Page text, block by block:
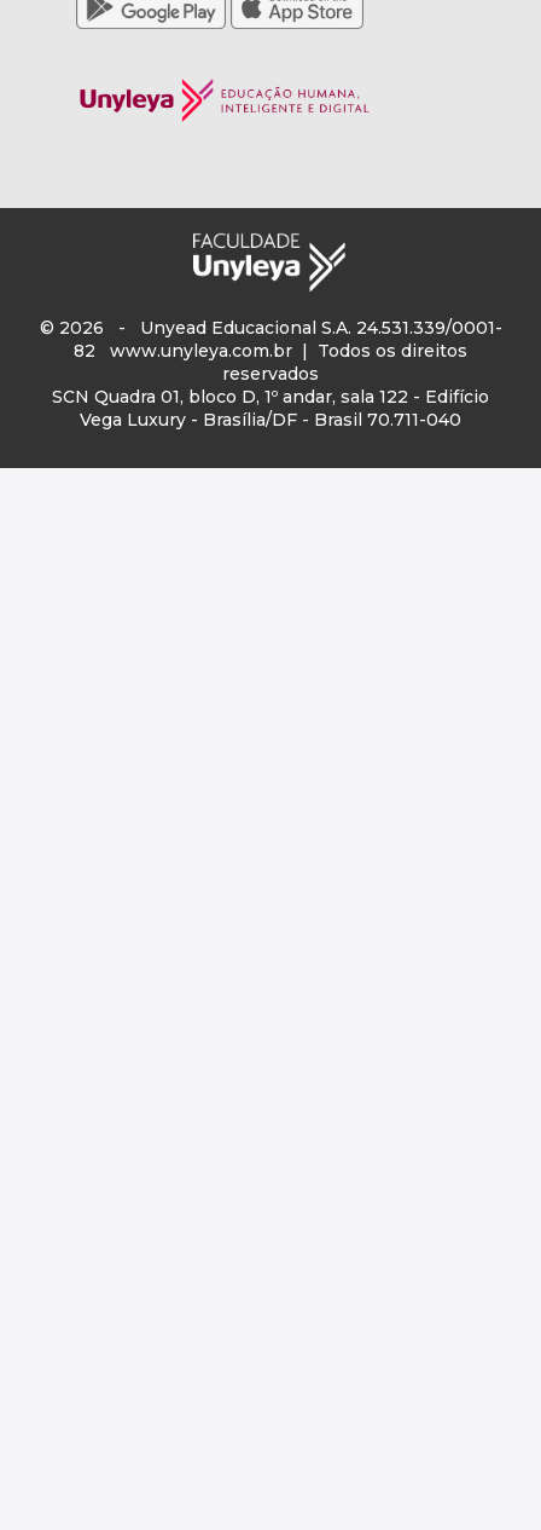
© 2026 - Unyead Educacional S.A. 24.531.339/0001-
82 www.unyleya.com.br | Todos os direitos
reservados
SCN Quadra 01, bloco D, 1º andar, sala 122 - Edifício
Vega Luxury - Brasília/DF - Brasil 70.711-040